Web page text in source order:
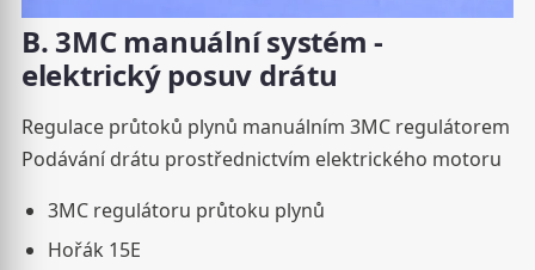
B. 3MC manuální systém -
elektrický posuv drátu
Regulace průtoků plynů manuálním 3MC regulátorem
Podávání drátu prostřednictvím elektrického motoru
3MC regulátoru průtoku plynů
Hořák 15E